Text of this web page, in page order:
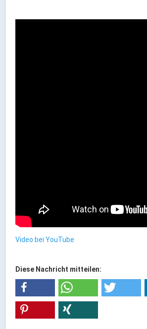
Persönlichkeiten
Wirtschaft & Handel
Video bei YouTube
Diese Nachricht mitteilen: